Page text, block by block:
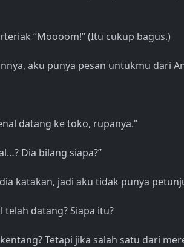
“Moooom!” (Itu cukup bagus.)
aku punya pesan untukmu dari
datang ke toko, rupanya."
Dia bilang siapa?”
katakan, jadi aku tidak punya
telah datang? Siapa itu?
Tetapi jika salah satu dari